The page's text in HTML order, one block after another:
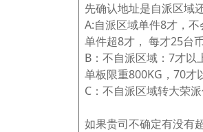
先确认地址是自派区域
A:自派区域单件8才，
单件超8才， 每才25台
B：不自派区域：7才以
单板限重800KG，70
C：不自派区域转大荣
如果贵司不确定有没有